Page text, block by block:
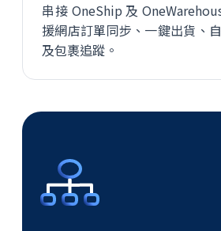
串接 OneShip 及
援網店訂單同步、一鍵出貨、
及包裹追蹤。